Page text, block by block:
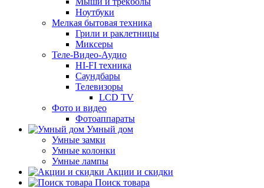
Ноутбуки
Мелкая бытовая техника
Грили и раклетницы
Миксеры
Теле-Видео-Аудио
HI-FI техника
Саундбары
Телевизоры
LCD TV
Фото и видео
Фотоаппараты
Умный дом
Умные замки
Умные колонки
Умные лампы
Акции и скидки
Поиск товара